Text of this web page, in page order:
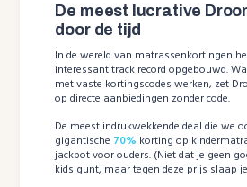
De meest lucrative
door de tijd
In de wereld van matrassenkortingen
interessant track record opgebouwd.
met vaste kortingscodes werken, zet
op directe aanbiedingen zonder code.
De meest indrukwekkende deal die we
gigantische 70% korting op
jackpot voor ouders. (Niet dat je geen
kids gunt, maar tegen deze prijs slaap